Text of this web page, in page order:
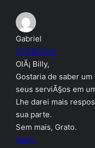
Gabriel
13/09/2010
OlÃ¡ Billy,
Gostaria de saber
seus serviÃ§os em
Lhe darei mais
sua parte.
Sem mais, Grato.
Reply